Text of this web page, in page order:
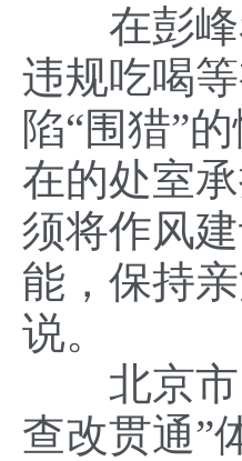
在彭峰看
违规吃喝
陷“围猎”
在的处室
须将作风
能，保持
说。
北京市园
查改贯通”